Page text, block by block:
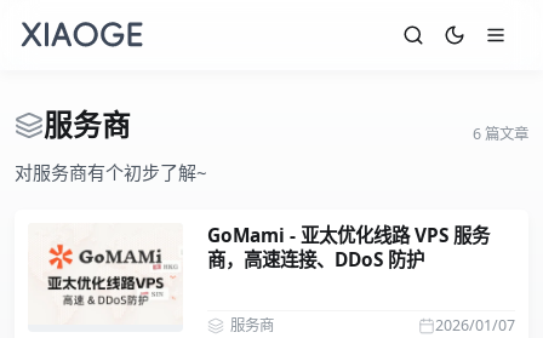
服务商 6 篇文章
对服务商有个初步了解~
GoMami - 亚太优化线路 VPS 服务
商，高速连接、DDoS 防护
2026/01/07
服务商